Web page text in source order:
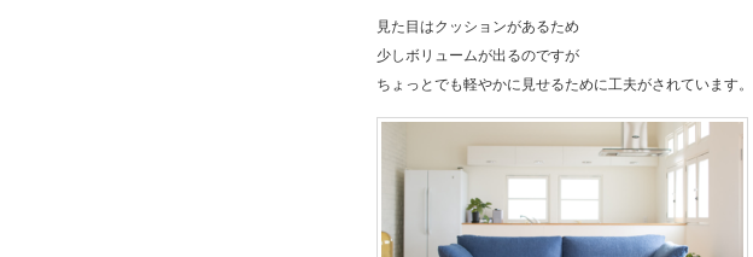
見た目はクッションがあるため
少しボリュームが出るのですが
ちょっとでも軽やかに見せるために工夫がされています。